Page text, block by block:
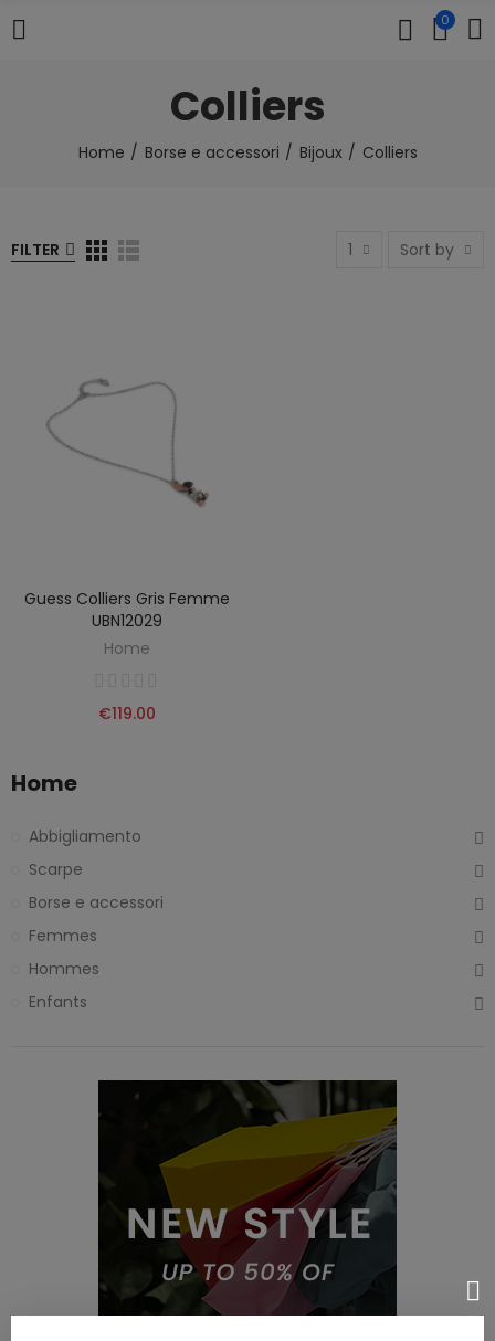
0
Colliers
Home Borse e accessori Bijoux Colliers
FILTER 1 Sort by
Guess Colliers Gris Femme
UBN12029
Home
€119.00
Home
Abbigliamento
Scarpe
Borse e accessori
Femmes
Hommes
Enfants